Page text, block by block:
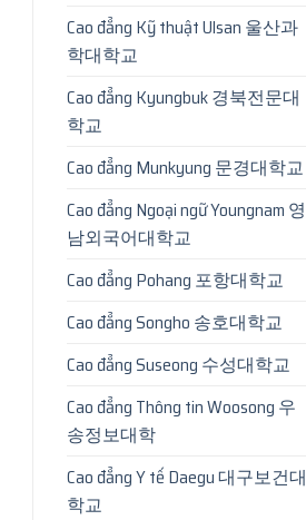
Cao đẳng Kỹ thuật Ulsan 울산과
학대학교
Cao đẳng Kyungbuk 경북전문대
학교
Cao đẳng Munkyung 문경대학교
Cao đẳng Ngoại ngữ Youngnam 영
남외국어대학교
Cao đẳng Pohang 포항대학교
Cao đẳng Songho 송호대학교
Cao đẳng Suseong 수성대학교
Cao đẳng Thông tin Woosong 우
송정보대학
Cao đẳng Y tế Daegu 대구보건대
학교